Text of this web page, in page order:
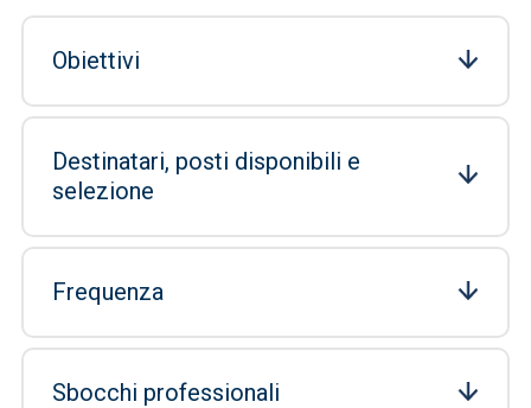
Obiettivi
Destinatari, posti disponibili e
selezione
Frequenza
Sbocchi professionali